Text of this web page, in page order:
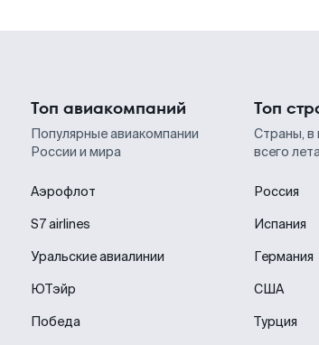
Топ авиакомпаний
Популярные авиакомпании
России и мира
Аэрофлот
S7 airlines
Уральские авиалинии
ЮТэйр
Победа
Топ
Страны, в
всего
Россия
Испания
Германия
США
Турция